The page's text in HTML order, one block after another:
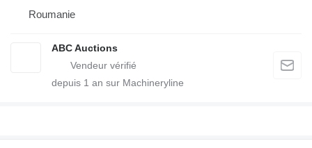
Roumanie
ABC Auctions
depuis 1 an sur Machineryline